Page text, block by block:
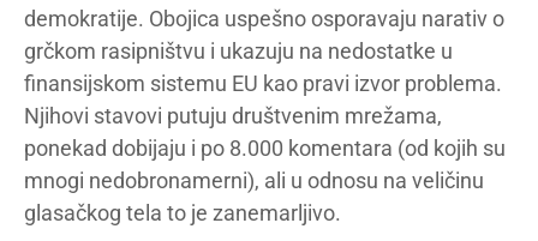
demokratije. Obojica uspešno osporavaju narativ o
grčkom rasipništvu i ukazuju na nedostatke u
finansijskom sistemu EU kao pravi izvor problema.
Njihovi stavovi putuju društvenim mrežama,
ponekad dobijaju i po 8.000 komentara (od kojih su
mnogi nedobronamerni), ali u odnosu na veličinu
glasačkog tela to je zanemarljivo.